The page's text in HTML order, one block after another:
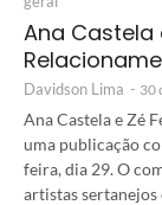
Ana Castela
Davidson Lima - 30
Ana Castela e Zé
uma publicação
feira, dia 29. O
artistas sertanejos